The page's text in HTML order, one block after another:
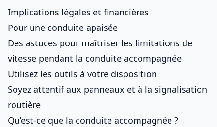
Implications légales et financières
Pour une conduite apaisée
Des astuces pour maîtriser les limitations de
vitesse pendant la conduite accompagnée
Utilisez les outils à votre disposition
Soyez attentif aux panneaux et à la signalisation
routière
Qu’est-ce que la conduite accompagnée ?